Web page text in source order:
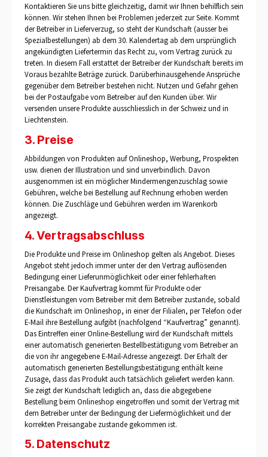
Kontaktieren Sie uns bitte gleichzeitig, damit wir Ihnen behilflich sein
können. Wir stehen Ihnen bei Problemen jederzeit zur Seite. Kommt
der Betreiber in Lieferverzug, so steht der Kundschaft (ausser bei
Spezialbestellungen) ab dem 30. Kalendertag ab dem ursprünglich
angekündigten Liefertermin das Recht zu, vom Vertrag zurück zu
treten. In diesem Fall erstattet der Betreiber der Kundschaft bereits im
Voraus bezahlte Beträge zurück. Darüberhinausgehende Ansprüche
gegenüber dem Betreiber bestehen nicht. Nutzen und Gefahr gehen
bei der Postaufgabe vom Betreiber auf den Kunden über. Wir
versenden unsere Produkte ausschliesslich in der Schweiz und in
Liechtenstein.
3. Preise
Abbildungen von Produkten auf Onlineshop, Werbung, Prospekten
usw. dienen der Illustration und sind unverbindlich. Davon
ausgenommen ist ein möglicher Mindermengenzuschlag sowie
Gebühren, welche bei Bestellung auf Rechnung erhoben werden
können. Die Zuschläge und Gebühren werden im Warenkorb
angezeigt.
4. Vertragsabschluss
Die Produkte und Preise im Onlineshop gelten als Angebot. Dieses
Angebot steht jedoch immer unter der den Vertrag auflösenden
Bedingung einer Lieferunmöglichkeit oder einer fehlerhaften
Preisangabe. Der Kaufvertrag kommt für Produkte oder
Dienstleistungen vom Betreiber mit dem Betreiber zustande, sobald
die Kundschaft im Onlineshop, in einer der Filialen, per Telefon oder
E-Mail ihre Bestellung aufgibt (nachfolgend “Kaufvertrag” genannt).
Das Eintreffen einer Online-Bestellung wird der Kundschaft mittels
einer automatisch generierten Bestellbestätigung vom Betreiber an
die von ihr angegebene E-Mail-Adresse angezeigt. Der Erhalt der
automatisch generierten Bestellungsbestätigung enthält keine
Zusage, dass das Produkt auch tatsächlich geliefert werden kann.
Sie zeigt der Kundschaft lediglich an, dass die abgegebene
Bestellung beim Onlineshop eingetroffen und somit der Vertrag mit
dem Betreiber unter der Bedingung der Liefermöglichkeit und der
korrekten Preisangabe zustande gekommen ist.
5. Datenschutz